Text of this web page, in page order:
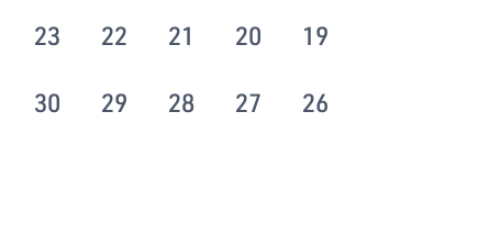
19
20
21
22
23
26
27
28
29
30